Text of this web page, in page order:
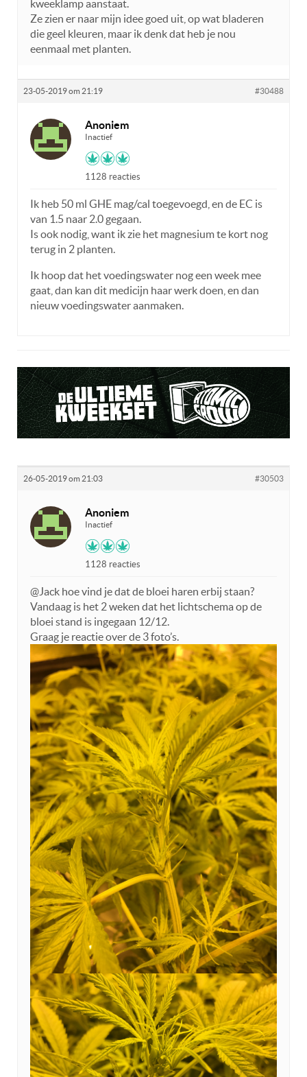
kweeklamp aanstaat.
Ze zien er naar mijn idee goed uit, op wat bladeren
die geel kleuren, maar ik denk dat heb je nou
eenmaal met planten.
23-05-2019 om 21:19 #30488
Anoniem
Inactief
1128 reacties
Ik heb 50 ml GHE mag/cal toegevoegd, en de EC is
van 1.5 naar 2.0 gegaan.
Is ook nodig, want ik zie het magnesium te kort nog
terug in 2 planten.
Ik hoop dat het voedingswater nog een week mee
gaat, dan kan dit medicijn haar werk doen, en dan
nieuw voedingswater aanmaken.
26-05-2019 om 21:03 #30503
Anoniem
Inactief
1128 reacties
@Jack hoe vind je dat de bloei haren erbij staan?
Vandaag is het 2 weken dat het lichtschema op de
bloei stand is ingegaan 12/12.
Graag je reactie over de 3 foto’s.